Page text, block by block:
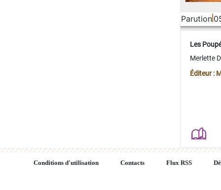
Parution
Les
Merlette
Éditeur :
Conditions d'utilisation Contacts Flux RSS